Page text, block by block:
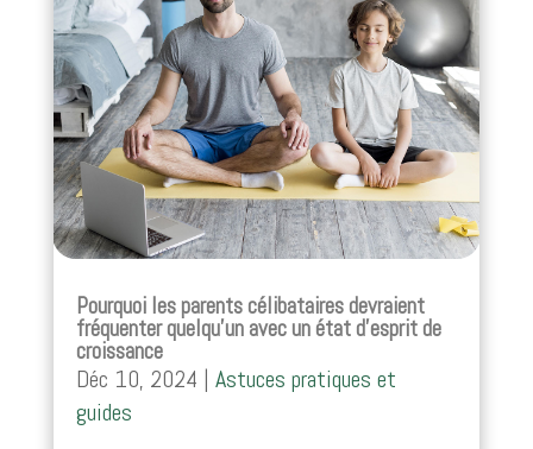
Pourquoi les parents célibataires devraient
fréquenter quelqu’un avec un état d’esprit de
croissance
Déc 10, 2024 | Astuces pratiques et
guides